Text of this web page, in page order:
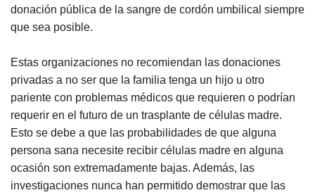
donación pública de la sangre de cordón umbilical siempre
que sea posible.
Estas organizaciones no recomiendan las donaciones
privadas a no ser que la familia tenga un hijo u otro
pariente con problemas médicos que requieren o podrían
requerir en el futuro de un trasplante de células madre.
Esto se debe a que las probabilidades de que alguna
persona sana necesite recibir células madre en alguna
ocasión son extremadamente bajas. Además, las
investigaciones nunca han permitido demostrar que las